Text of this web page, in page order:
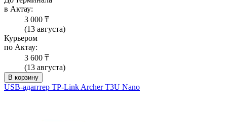
в Актау:
3 000 ₸
(13 августа)
Курьером
по Актау:
3 600 ₸
(13 августа)
В корзину
USB-адаптер TP-Link Archer T3U Nano